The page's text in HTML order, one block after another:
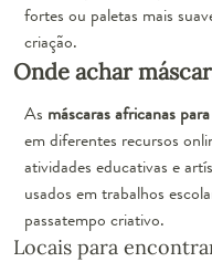
fortes ou paletas mais
criação.
Onde achar
As máscaras africanas
em diferentes recursos
atividades educativas e
usados em trabalhos
passatempo criativo.
Locais para